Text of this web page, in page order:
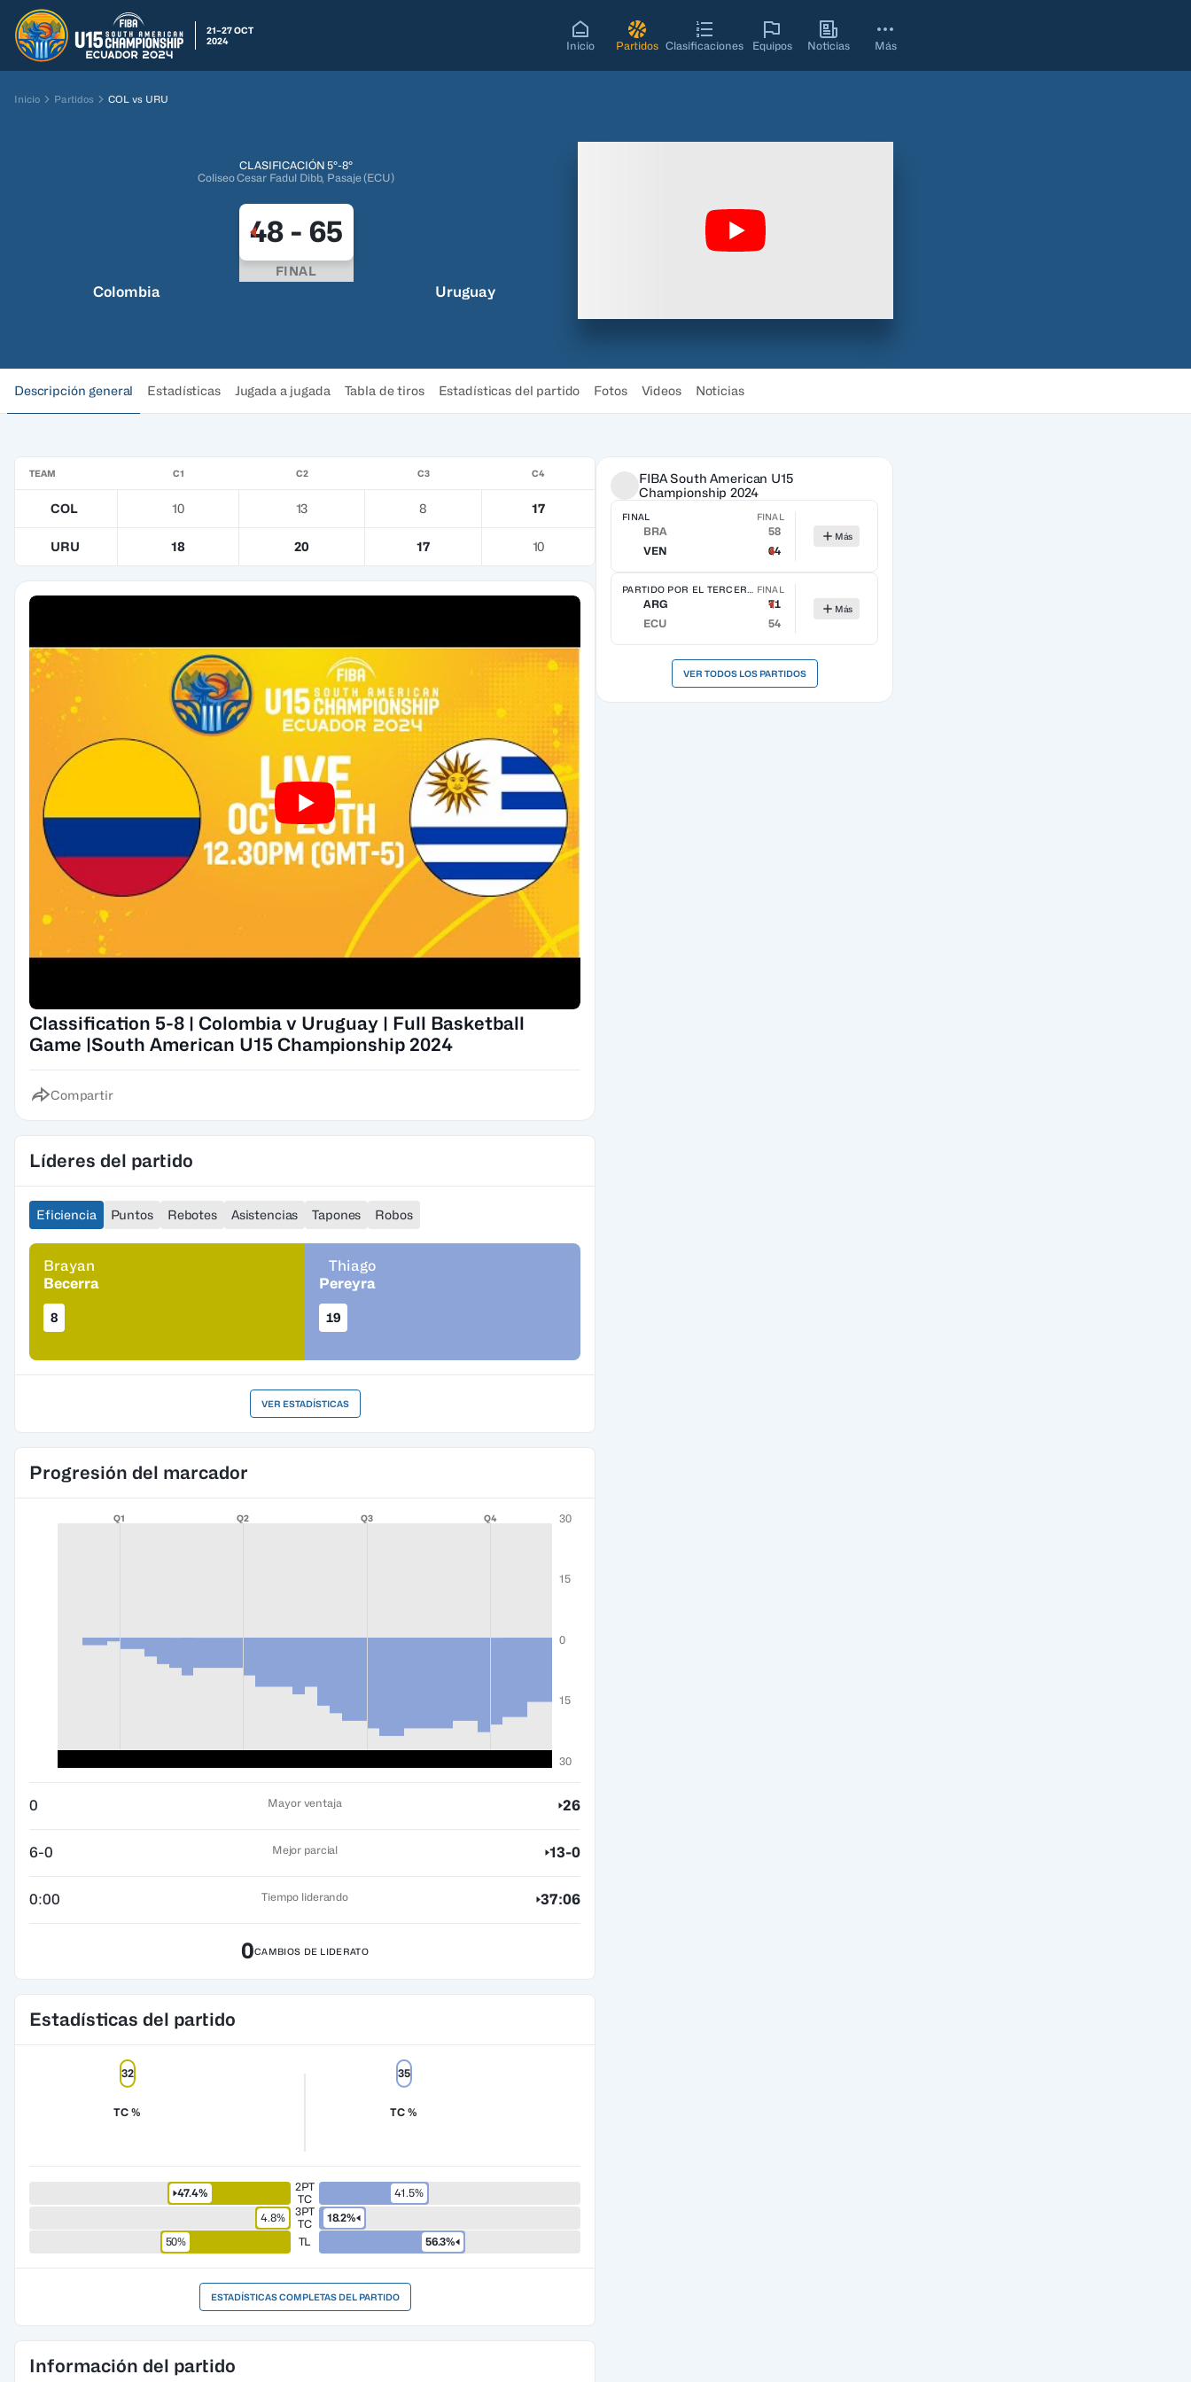
21–27 OCT
2024
Inicio Partidos Clasificaciones Equipos Noticias Más
Inicio Partidos COL vs URU
CLASIFICACIÓN 5°-8°
Coliseo Cesar Fadul Dibb, Pasaje (ECU)
Colombia
48- 65
FINAL
Uruguay
Descripción general Estadísticas Jugada a jugada Tabla de tiros Estadísticas del partido Fotos Videos Noticias
TEAM C1 C2 C3 C4
COL 10 13 8 17
URU 18 20 17 10
Classification 5-8 | Colombia v Uruguay | Full Basketball
Game |South American U15 Championship 2024
Compartir
Líderes del partido
Eficiencia Puntos Rebotes Asistencias Tapones Robos
Brayan
Becerra
8
Thiago
Pereyra
19
VER ESTADÍSTICAS
Progresión del marcador
Q1 Q2 Q3 Q4 30
15
0
15
30
0 Mayor ventaja 26
6-0 Mejor parcial 13-0
0:00 Tiempo liderando 37:06
0CAMBIOS DE LIDERATO
Estadísticas del partido
TC %
32
TC %
35
47.4%
2PT
TC
41.5%
4.8%
3PT
TC
18.2%
50%
TL 56.3%
ESTADÍSTICAS COMPLETAS DEL PARTIDO
Información del partido
FIBA South American U15
Championship 2024
FINAL FINAL
BRA
58
VEN
64
Más
FINAL
ARG
71
ECU
54
Más
VER TODOS LOS PARTIDOS